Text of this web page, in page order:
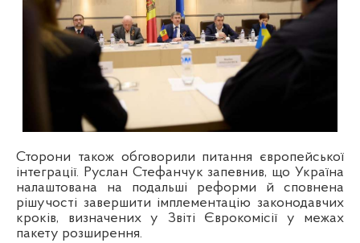
Сторони також обговорили питання європейської
інтеграції. Руслан Стефанчук запевнив, що Україна
налаштована на подальші реформи й сповнена
рішучості завершити імплементацію законодавчих
кроків, визначених у Звіті Єврокомісії у межах
пакету розширення.